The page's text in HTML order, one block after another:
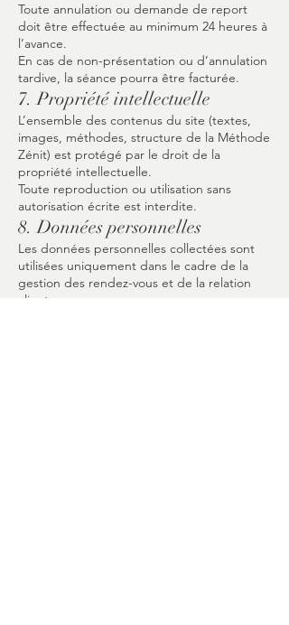
Toute annulation ou demande de report
doit être effectuée au minimum 24 heures à
l’avance.
En cas de non-présentation ou d’annulation
tardive, la séance pourra être facturée.
7. Propriété intellectuelle
L’ensemble des contenus du site (textes,
images, méthodes, structure de la Méthode
Zénit) est protégé par le droit de la
propriété intellectuelle.
Toute reproduction ou utilisation sans
autorisation écrite est interdite.
8. Données personnelles
Les données personnelles collectées sont
utilisées uniquement dans le cadre de la
gestion des rendez-vous et de la relation
client.